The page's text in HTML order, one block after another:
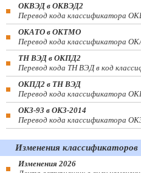
ОКВЭД в ОКВЭД2
Перевод кода классификатора
ОКАТО в ОКТМО
Перевод кода классификатора
ТН ВЭД в ОКПД2
Перевод кода ТН ВЭД в код
ОКПД2 в ТН ВЭД
Перевод кода классификатора
ОКЗ-93 в ОКЗ-2014
Перевод кода классификатора
Изменения классификаторов
Изменения 2026